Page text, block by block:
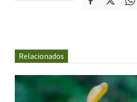
Relacionados